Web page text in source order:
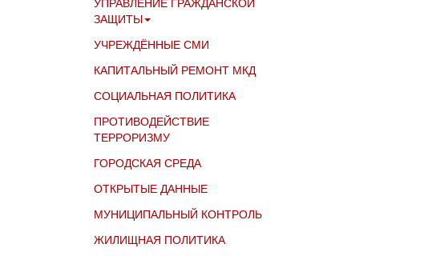
ЗАЩИТЫ
УЧРЕЖДЁННЫЕ СМИ
КАПИТАЛЬНЫЙ РЕМОНТ МКД
СОЦИАЛЬНАЯ ПОЛИТИКА
ПРОТИВОДЕЙСТВИЕ
ТЕРРОРИЗМУ
ГОРОДСКАЯ СРЕДА
ОТКРЫТЫЕ ДАННЫЕ
МУНИЦИПАЛЬНЫЙ КОНТРОЛЬ
ЖИЛИЩНАЯ ПОЛИТИКА